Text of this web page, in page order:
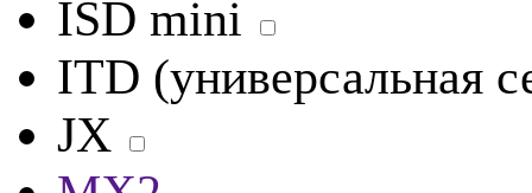
ISD mini
ITD (универсальная
JX